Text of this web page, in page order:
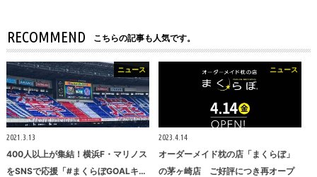
RECOMMEND こちらの記事も人気です。
ニュース
2021.3.13
400人以上が集結！横浜F・マリノス
をSNSで応援「#まくらぼGOALキ…
ニュース
2023.4.14
オーダーメイド枕の店「まくらぼ」
の茅ヶ崎店 ご好評につき再オープ